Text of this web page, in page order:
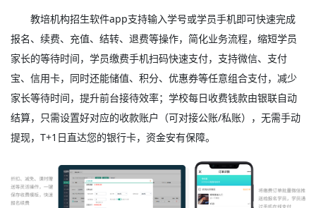
教培机构招生软件app支持输入学号或学员手机即可快速完成
报名、续费、充值、结转、退费等操作，简化业务流程，缩短学员
家长的等待时间，学员缴费手机扫码快速支付，支持微信、支付
宝、信用卡，同时还能储值、积分、优惠券等任意组合支付，减少
家长等待时间，提升前台接待效率；学校每日收费钱款由银联自动
结算，只需设置好对应的收款账户（可对接公账/私账），无需手动
提现，T+1日直达您的银行卡，资金安有保障。